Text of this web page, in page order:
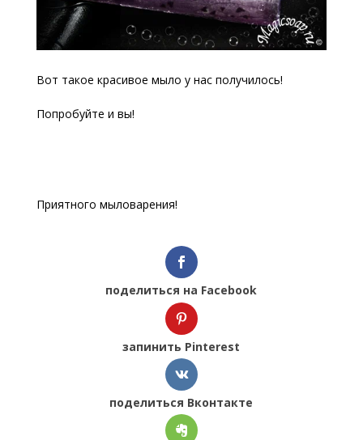
Вот такое красивое мыло у нас получилось!
Попробуйте и вы!
Приятного мыловарения!
поделиться на Facebook
запинить Pinterest
поделиться Вконтакте